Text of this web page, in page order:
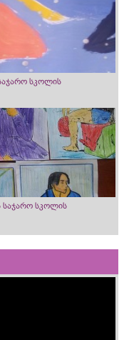
სკოლის
საჯარო სკოლის